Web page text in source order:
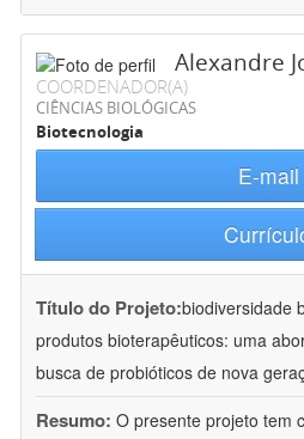
Alexandre
COORDENADOR(A)
CIÊNCIAS BIOLÓGICAS
Biotecnologia
E-mail
Título do Projeto:biodiversidade
produtos bioterapêuticos: uma
busca de probióticos de nova
Resumo: O presente projeto tem